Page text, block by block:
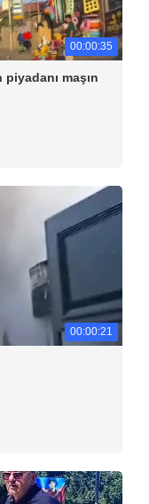
00:00:35
maşın
00:00:21